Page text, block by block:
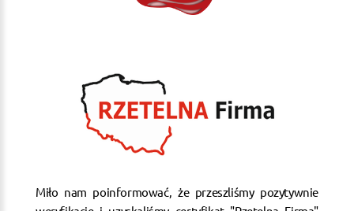
Miło nam poinformować, że przeszliśmy pozytywnie